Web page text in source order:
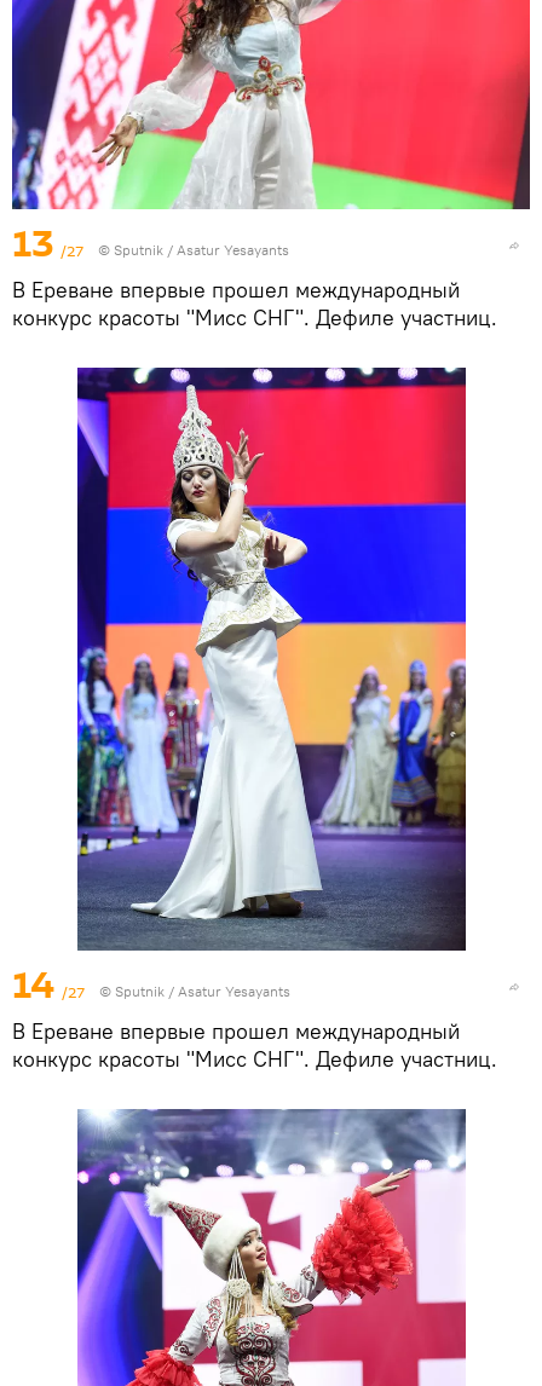
13 /27 © Sputnik / Asatur Yesayants
В Ереване впервые прошел международный
конкурс красоты "Мисс СНГ". Дефиле участниц.
14 /27 © Sputnik / Asatur Yesayants
В Ереване впервые прошел международный
конкурс красоты "Мисс СНГ". Дефиле участниц.